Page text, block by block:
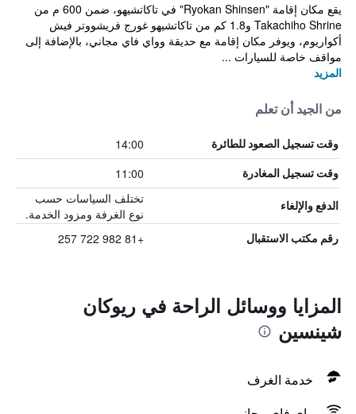
يقع مكان إقامة "Ryokan Shinsen" في تاكاتشيهو، ضمن 600 م من
Takachiho Shrine و1.8 كم من تاكاتشيهو غورج فريشووتر فيش
أكواريوم، ويوفر مكان إقامة مع حديقة وواي فاي مجاني، بالإضافة إلى
مواقف خاصة للسيارات ...
المزيد
من الجيد أن تعلم
وقت تسجيل الصعود للطائرة 14:00
وقت تسجيل المغادرة 11:00
الدفع والإلغاء
تختلف السياسات حسب
نوع الغرفة ومزود الخدمة.
رقم مكتب الاستقبال +81 982 722 257
المزايا ووسائل الراحة في ريوكان
شينسين
خدمة الغرف